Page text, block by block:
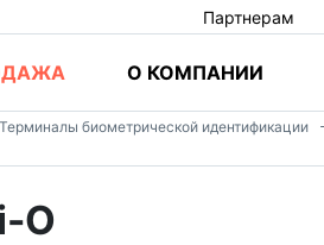
Партнерам
О КОМПАНИИ
Терминалы биометрической идентификации
O